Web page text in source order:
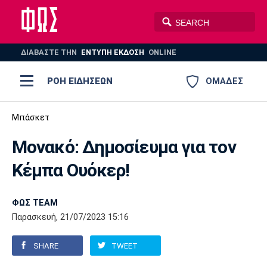
ΔΙΑΒΑΣΤΕ THN ΕΝΤΥΠΗ ΕΚΔΟΣΗ ONLINE
ΟΜΑΔΕΣ
ΡΟΗ ΕΙΔΗΣΕΩΝ
ΠΟΔΟΣΦΑΙΡΟ
ΠΟΛΟ
AUTO-MOTO
Ποδόσφαιρο
Super League 1
Super League 2
Γ Εθνική
Ελλάδα
Μπάσκετ
Ελλάδα
Εθνική
EuroLeague
Ολυμπιακοί Αγώνες
Βόλεϊ
Πόλο
Ολυμπιακός ΑΕΚ
Παναθηναϊκός Ατρόμητος
Μπάσκετ
Μονακό: Δημοσίευμα για τον
Κέμπα Ουόκερ!
ΦΩΣ TEAM
Παρασκευή, 21/07/2023 15:16
SHARE TWEET